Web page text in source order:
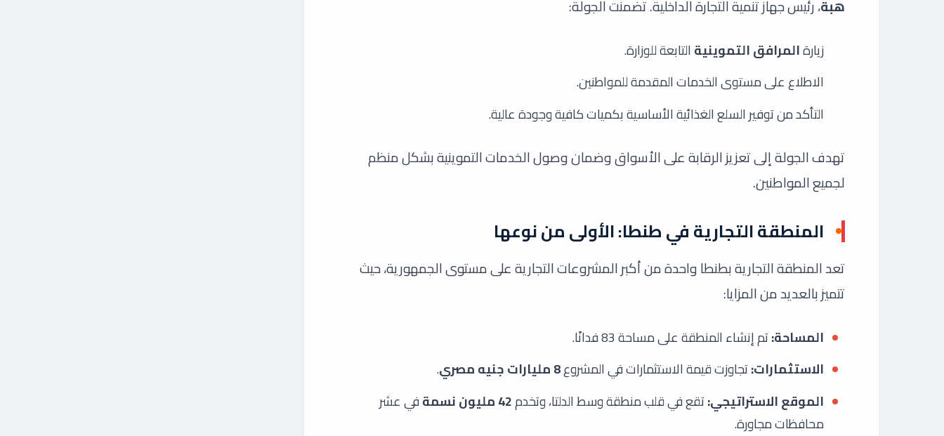
هبة، رئيس جهاز تنمية التجارة الداخلية. تضمنت الجولة:
زيارةالمرافق التموينية التابعة للوزارة.
الاطلاع على مستوى الخدمات المقدمة للمواطنين.
التأكد من توفير السلع الغذائية الأساسية بكميات كافية وجودة عالية.
تهدف الجولة إلى تعزيز الرقابة على الأسواق وضمان وصول الخدمات التموينية بشكل منظم
لجميع المواطنين.
المنطقة التجارية في طنطا: الأولى من نوعها
تعد المنطقة التجارية بطنطا واحدة من أكبر المشروعات التجارية على مستوى الجمهورية، حيث
تتميز بالعديد من المزايا:
المساحة:تم إنشاء المنطقة على مساحة 83 فدانًا.
الاستثمارات:تجاوزت قيمة الاستثمارات في المشروع8 مليارات جنيه مصري
.
الموقع الاستراتيجي:تقع في قلب منطقة وسط الدلتا، وتخدم42 مليون نسمة
في عشر
محافظات مجاورة.